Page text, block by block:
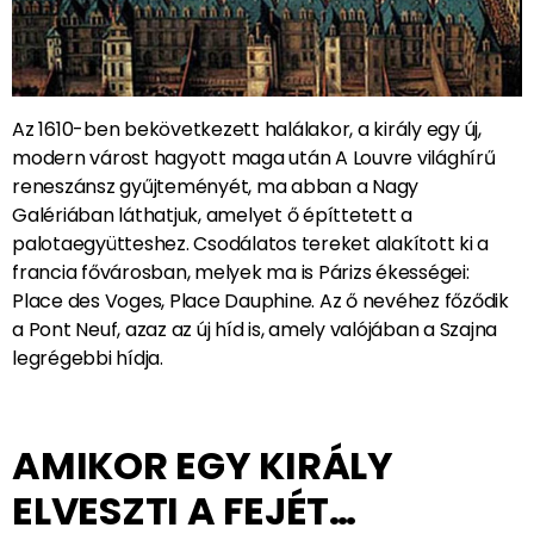
Az 1610-ben bekövetkezett halálakor, a király egy új,
modern várost hagyott maga után A Louvre világhírű
reneszánsz gyűjteményét, ma abban a Nagy
Galériában láthatjuk, amelyet ő építtetett a
palotaegyütteshez. Csodálatos tereket alakított ki a
francia fővárosban, melyek ma is Párizs ékességei:
Place des Voges, Place Dauphine. Az ő nevéhez főződik
a Pont Neuf, azaz az új híd is, amely valójában a Szajna
legrégebbi hídja.
AMIKOR EGY KIRÁLY
ELVESZTI A FEJÉT…